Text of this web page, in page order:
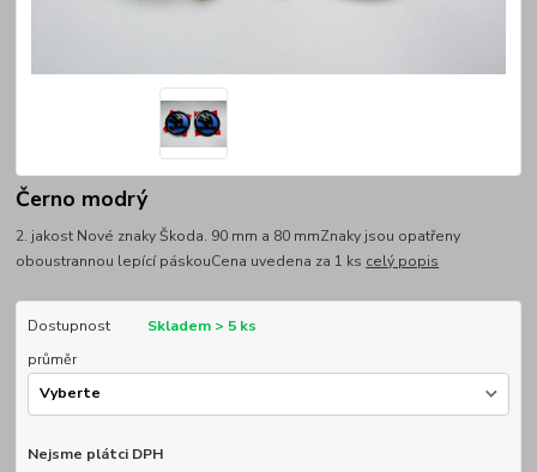
Černo modrý
2. jakost Nové znaky Škoda. 90 mm a 80 mmZnaky jsou opatřeny
oboustrannou lepící páskouCena uvedena za 1 ks celý popis
Dostupnost
Skladem > 5 ks
průměr
Nejsme plátci DPH